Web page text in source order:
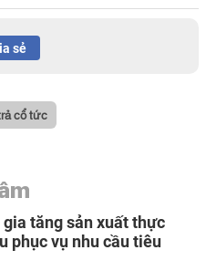
sẻ
cổ tức
gia tăng sản xuất thực
phục vụ nhu cầu tiêu